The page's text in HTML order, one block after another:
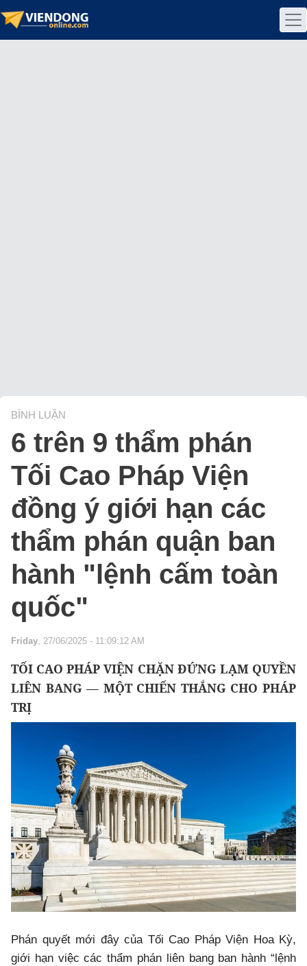
BÌNH LUẬN
6 trên 9 thẩm phán
Tối Cao Pháp Viện
đồng ý giới hạn các
thẩm phán quận ban
hành "lệnh cấm toàn
quốc"
Friday, 27/06/2025 - 11:09:12 AM
TỐI CAO PHÁP VIỆN CHẶN ĐỨNG LẠM QUYỀN
LIÊN BANG — MỘT CHIẾN THẮNG CHO PHÁP
TRỊ
Phán quyết mới đây của Tối Cao Pháp Viện Hoa Kỳ,
giới hạn việc các thẩm phán liên bang ban hành “lệnh